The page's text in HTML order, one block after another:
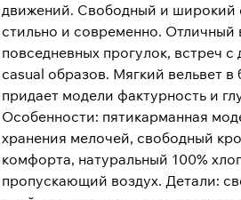
движений. Свободный и широкий
стильно и современно. Отличный
повседневных прогулок, встреч
casual образов. Мягкий вельвет в
придает модели фактурность и
Особенности: пятикарманная
хранения мелочей, свободный
комфорта, натуральный 100%
пропускающий воздух. Детали: